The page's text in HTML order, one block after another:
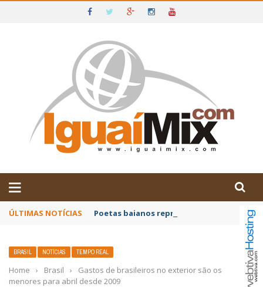
IGUAÍ E SUDOESTE DA BAHIA
ÚLTIMAS NOTÍCIAS Poetas baianos representam o Brasil no
BRASIL NOTÍCIAS TEMPO REAL
Home › Brasil ›
Gastos de brasileiros no exterior são os
menores para abril desde 2009